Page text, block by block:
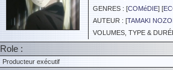
GENRES : [COMéDIE] [
AUTEUR : [TAMAKI
VOLUMES, TYPE &
Role :
Producteur exécutif